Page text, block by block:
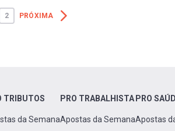
2 PRÓXIMA
TRIBUTOS
da Semana
PRO TRABALHISTA
Apostas da Semana
PRO
Apostas